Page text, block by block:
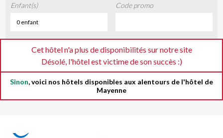
Enfant(s)
0 enfant
Code promo
Cet hôtel n'a plus de disponibilités sur notre site
Désolé, l'hôtel est victime de son succès :)
Sinon, voici nos hôtels disponibles aux alentours de l'hôtel de
Mayenne